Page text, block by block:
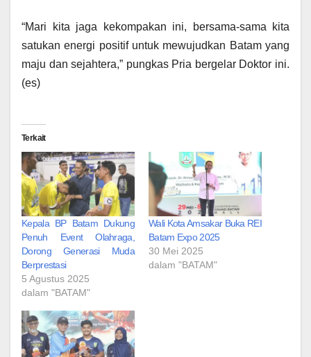
“Mari kita jaga kekompakan ini, bersama-sama kita
satukan energi positif untuk mewujudkan Batam yang
maju dan sejahtera,” pungkas Pria bergelar Doktor ini.
(es)
Terkait
Kepala BP Batam Dukung
Penuh Event Olahraga,
Dorong Generasi Muda
Berprestasi
5 Agustus 2025
dalam "BATAM"
Wali Kota Amsakar Buka REI
Batam Expo 2025
30 Mei 2025
dalam "BATAM"